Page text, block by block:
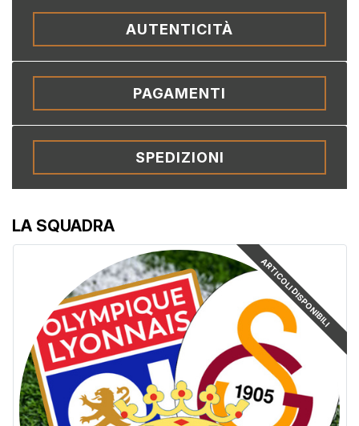
LA SQUADRA
ARTICOLI DISPONIBILI
AUTENTICITÀ
PAGAMENTI
SPEDIZIONI